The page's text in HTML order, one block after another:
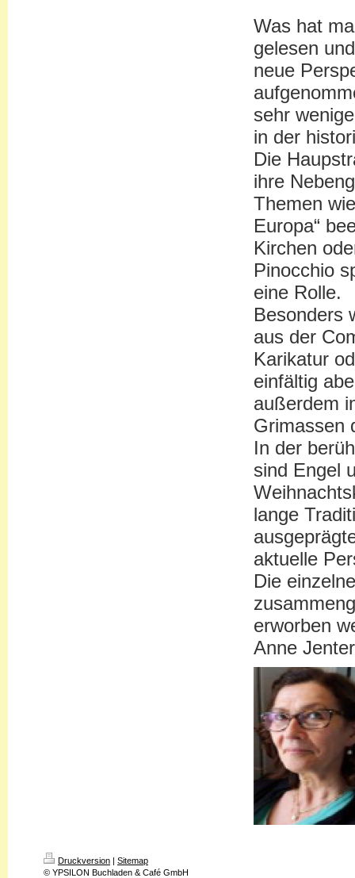
Was hat
gelesen
neue
sehr
in der
Die
ihre
Themen
Europa“
Kirchen
Pinocchio
eine Rolle.
Besonders
aus der
Karikatur
einfältig
außerdem
Grimassen
In der
sind Engel
lange
aktuelle
Die
erworben
Anne
Druckversion | Sitemap
© YPSILON Buchladen & Café GmbH